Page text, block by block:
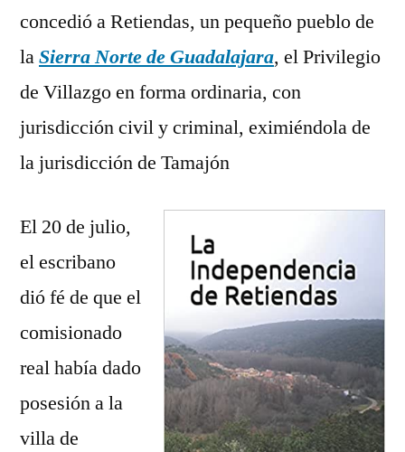
concedió a Retiendas, un pequeño pueblo de
laSierra Norte de Guadalajara, el Privilegio
de Villazgo en forma ordinaria, con
jurisdicción civil y criminal, eximiéndola de
la jurisdicción de Tamajón
El 20 de julio,
el escribano
dió fé de que el
comisionado
real había dado
posesión a la
villa de